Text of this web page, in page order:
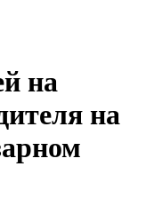
на
на